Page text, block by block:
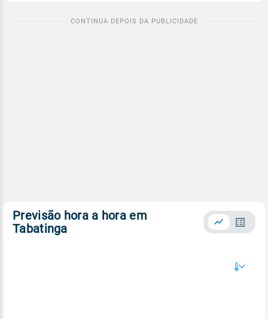
Previsão hora a hora em
Tabatinga